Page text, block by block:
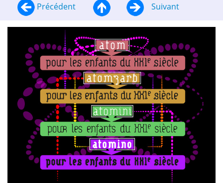
Précédent Suivant